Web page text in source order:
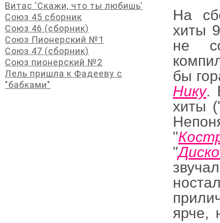
На
хиты
не
бы
Нику.
хиты
"
"
ярче,
Витас 'Скажи, что ты любишь'
Союз 45 сборник
Союз 46 (сборник)
Союз Пионерский №1
Союз 47 (сборник)
Союз пионерский №2
Лель пришла к Фадееву с
"бабками"